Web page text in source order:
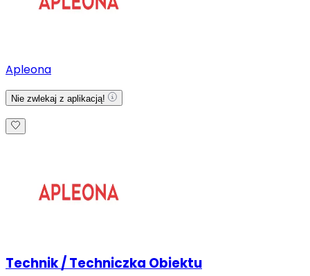
Apleona
Nie zwlekaj z aplikacją!
Technik / Techniczka Obiektu